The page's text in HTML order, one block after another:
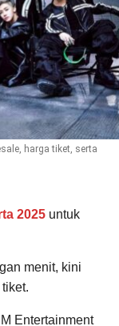
harga tiket, serta
2025 untuk
menit, kini
Entertainment